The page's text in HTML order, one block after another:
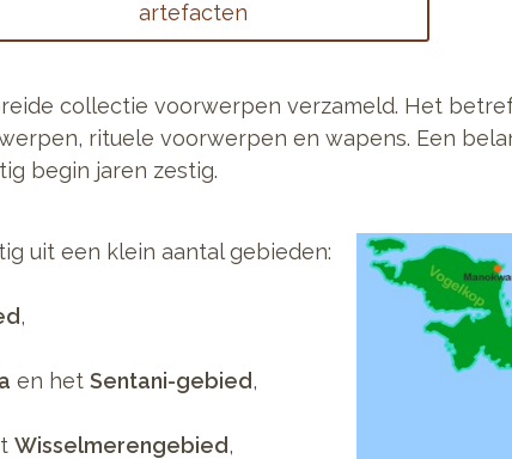
artefacten
collectie voorwerpen verzameld. Het
rituele voorwerpen en wapens. Een
begin jaren zestig.
uit een klein aantal gebieden:
,
en het Sentani-gebied,
Wisselmerengebied,